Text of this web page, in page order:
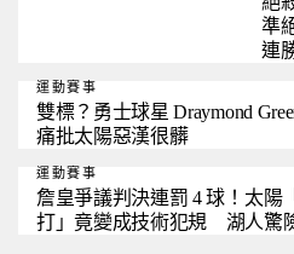
準
連
運動賽事
雙標？勇士球星 Draymond
痛批太陽惡漢很髒
運動賽事
詹皇爭議判決連罰 4 球！太陽
打」竟變成技術犯規 湖人驚